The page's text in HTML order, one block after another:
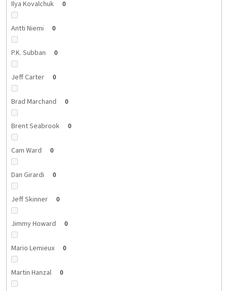
Ilya Kovalchuk 0
Antti Niemi 0
P.K. Subban 0
Jeff Carter 0
Brad Marchand 0
Brent Seabrook 0
Cam Ward 0
Dan Girardi 0
Jeff Skinner 0
Jimmy Howard 0
Mario Lemieux 0
Martin Hanzal 0